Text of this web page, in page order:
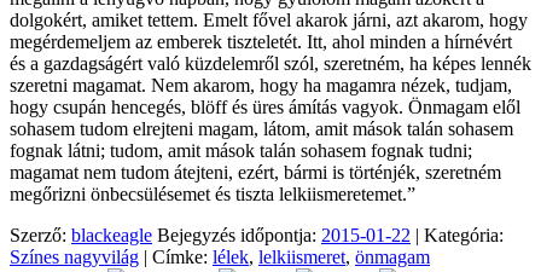
dolgokért, amiket tettem. Emelt fővel akarok járni, azt akarom, hogy
megérdemeljem az emberek tiszteletét. Itt, ahol minden a hírnévért
és a gazdagságért való küzdelemről szól, szeretném, ha képes lennék
szeretni magamat. Nem akarom, hogy ha magamra nézek, tudjam,
hogy csupán hencegés, blöff és üres ámítás vagyok. Önmagam elől
sohasem tudom elrejteni magam, látom, amit mások talán sohasem
fognak látni; tudom, amit mások talán sohasem fognak tudni;
magamat nem tudom átejteni, ezért, bármi is történjék, szeretném
megőrizni önbecsülésemet és tiszta lelkiismeretemet.”
Szerző: blackeagle Bejegyzés időpontja: 2015-01-22 | Kategória:
Színes nagyvilág | Címke: lélek, lelkiismeret, önmagam